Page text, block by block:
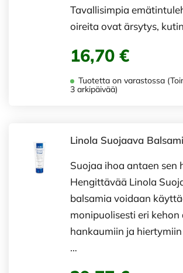
Tavallisimpia
oireita ovat ärsytys,
16,70 €
Tuotetta on varastossa
3 arkipäivää)
Linola Suojaava
Suojaa ihoa antaen sen
Hengittävää Linola
balsamia voidaan
monipuolisesti eri kehon
hankaumiin ja
…